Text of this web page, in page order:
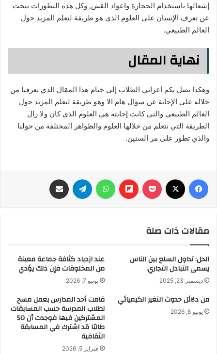
إشعالها باستخدام الحجارة واعواد القش, وكل هذه التطورات نتجت
عن تعرف الإنسان على العلوم الذي هو طريقة لتعلم المزيد حول
العالم الطبيعي.
نهاية المقال
وهكذا نصل بكم أعزائي الطلاب إلى ختام هذا المقال الذي تعرفنا من
خلاله على الإجابة عن سؤال هام الا وهو طريقة لتعلم المزيد حول
العالم الطبيعي والتي كانت إجابته هي العلوم الذي كان ولا زال
الطريقة التي نتعلم من خلالها العلوم والظواهر المختلفة من حولنا
والذي تطور على مر السنين.
فيسبوك ‫Pocket
Flipboard واتساب تيلقرام
مقالات ذات صلة
الحل: تداول السلع بين الناس
يسمى التبادل التجاري.
ديسمبر 23, 2025
عند ازدياد كثافة جماعة معينة
من المخلوقات فإن ذلك يؤدي
يونيو 7, 2026
من دلائل حدوث التغير الكيميائي
يونيو 8, 2026
قامت أحد المدارس بعمل مسح
لطلاب المدرسة حسب المسابقات
المشتركين فيها فوجدت أن 50
طالبًا قد اشترك في المسابقة
الثقافية
فبراير 5, 2026